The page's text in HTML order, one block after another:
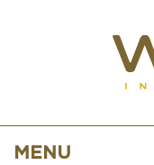
MENU